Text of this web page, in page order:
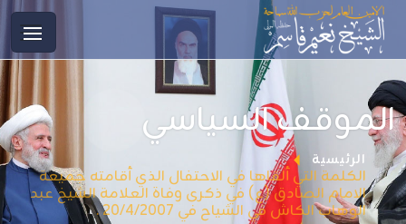
الموقف السياسي
الرئيسية
الكلمة التي ألقاها في الاحتفال الذي أقامته جميعة
الامام الصادق (ع) في ذكرى وفاة العلامة الشيخ عبد
الوهاب الكاش في الشياح في 20/4/2007 .